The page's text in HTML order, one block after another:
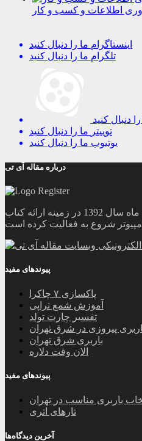
اطلاعات و کسب و کار
اینستاگرام ما را دنبال کنید
تلگرام ما را دنبال کنید
دنبال کنید
توییتر ما را دنبال کنید
یوتیوب ما را دنبال کنید
درباره مقاله آی تی
وبسایت مقاله آی تی از آبان ماه سال 1392 در زمینه ارائه کتاب
پیوندهای مفید
پاکسازی ۷ چاکرا
آموزش شمع تراپی
تفسیر چارت تولد
پیروزی در شرق تهران
باربری شرق تهران
الان وقت دلاره
پیوندهای مفید
باربری مناسب در تهران
تارهای اتری
آخرین دیدگاه‌ها